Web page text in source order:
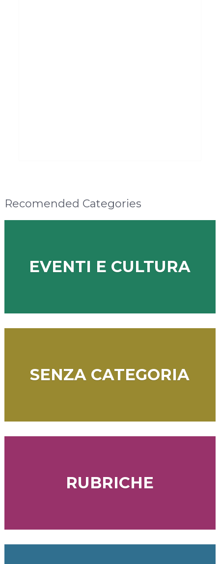
Recomended Categories
EVENTI E CULTURA
SENZA CATEGORIA
RUBRICHE